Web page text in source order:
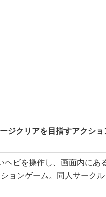
ジクリアを目指すアクシ
ビを操作し、画面内にあ
ョンゲーム。同人サーク